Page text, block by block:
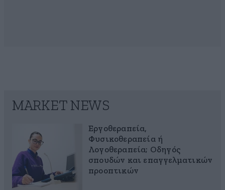
MARKET NEWS
Εργοθεραπεία,
Φυσικοθεραπεία ή
Λογοθεραπεία; Οδηγός
σπουδών και επαγγελματικών
προοπτικών